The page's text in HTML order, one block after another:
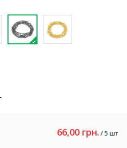
66,00 грн. / 5 шт